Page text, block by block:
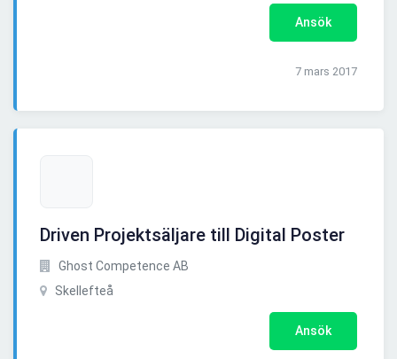
Ansök
7 mars 2017
Driven Projektsäljare till Digital Poster
Ghost Competence AB
Skellefteå
Ansök